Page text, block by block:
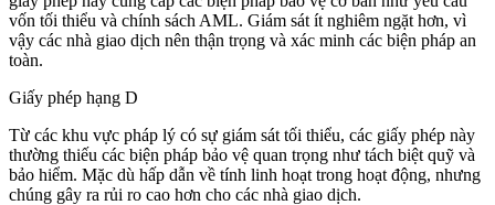
vốn tối thiểu và chính sách AML. Giám sát ít nghiêm ngặt hơn, vì
vậy các nhà giao dịch nên thận trọng và xác minh các biện pháp an
toàn.
Giấy phép hạng D
Từ các khu vực pháp lý có sự giám sát tối thiểu, các giấy phép này
thường thiếu các biện pháp bảo vệ quan trọng như tách biệt quỹ và
bảo hiểm. Mặc dù hấp dẫn về tính linh hoạt trong hoạt động, nhưng
chúng gây ra rủi ro cao hơn cho các nhà giao dịch.